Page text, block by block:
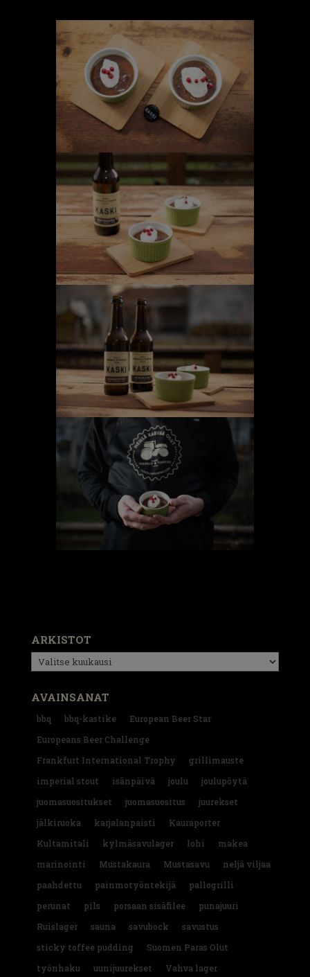
ARKISTOT
Arkistot
AVAINSANAT
bbq bbq-kastike
European Beer Star
Europeans Beer Challenge
Frankfurt International Trophy
grillimauste
imperial stout
isänpäivä joulu
joulupöytä
juomasuositukset
juomasuositus
juurekset
jälkiruoka
karjalanpaisti
Kauraporter
Kultamitali
kylmäsavulager lohi
makea
marinointi
Mustakaura Mustasavu
neljä viljaa
paahdettu
painmotyöntekijä
pallogrilli
perunat
pils porsaan sisäfilee
punajuuri
Ruislager
sauna savubock
savustus
sticky toffee pudding
Suomen Paras Olut
työnhaku
uunijuurekset Vahva lager